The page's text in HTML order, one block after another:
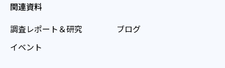
関連資料
調査レポート＆研究
イベント
ブログ